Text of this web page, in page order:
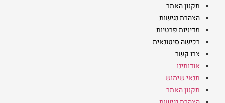
תקנון האתר
הצהרת נגישות
מדיניות פרטיות
רכישה סיטונאית
צרו קשר
אודותינו
תנאי שימוש
תקנון האתר